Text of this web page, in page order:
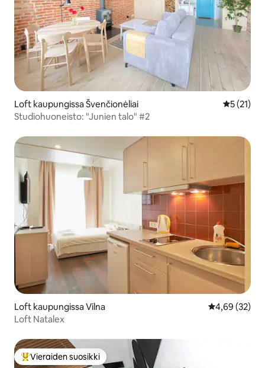
Loft kaupungissa Švenčionėliai
5 (21)
Studiohuoneisto: "Junien talo" #2
Loft kaupungissa Vilna
4,69 (32)
Loft Natalex
Vieraiden suosikkien parhaimmistoa
Vieraiden suosikki